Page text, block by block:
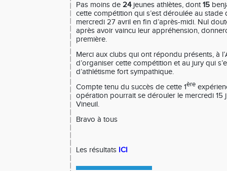
Pas moins de 24 jeunes athlètes, dont15
cette compétition qui s’est déroulée au stade
mercredi 27 avril en fin d’après-midi. Nul
après avoir vaincu leur appréhension,
première.
Merci aux clubs qui ont répondu présents, à
d’organiser cette compétition et au jury qui
d’athlétisme fort sympathique.
Compte tenu du succès de cette 1ère
opération pourrait se dérouler le mercredi 15
Vineuil.
Bravo à tous
Les résultats ICI